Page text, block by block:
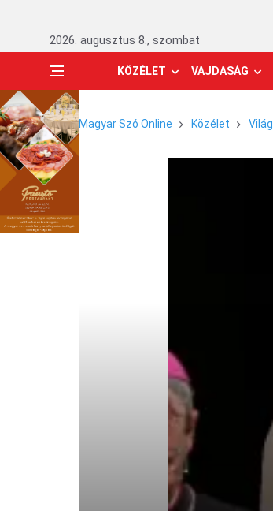
2026. augusztus 8., szombat
KÖZÉLET VAJDASÁG
Magyar Szó Online Közélet Világ